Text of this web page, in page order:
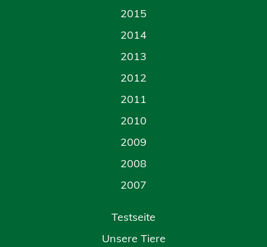
2015
2014
2013
2012
2011
2010
2009
2008
2007
Testseite
Unsere Tiere